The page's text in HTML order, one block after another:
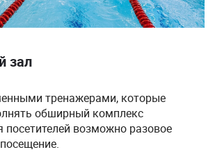
зал
тренажерами, которые
обширный комплекс
возможно разовое